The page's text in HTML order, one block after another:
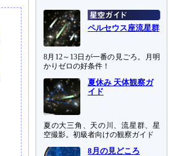
ペルセウス座流星群
8月12～13日が一番の見ごろ。月明
かりゼロの好条件！
夏休み 天体観察ガ
イド
夏の大三角、天の川、流星群、星
空撮影。初級者向けの観察ガイド
8月の見どころ